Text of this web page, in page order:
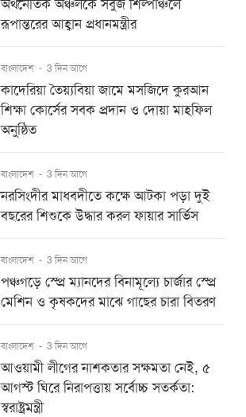
অর্থনৈতিক অঞ্চলকে সবুজ শিল্পাঞ্চলে
রূপান্তরের আহ্বান প্রধানমন্ত্রীর
বাংলাদেশ - 3 দিন আগে
কাদেরিয়া তৈয়্যবিয়া জামে মসজিদে কুরআন
শিক্ষা কোর্সের সবক প্রদান ও দোয়া মাহফিল
অনুষ্ঠিত
বাংলাদেশ - 3 দিন আগে
নরসিংদীর মাধবদীতে কক্ষে আটকা পড়া দুই
বছরের শিশুকে উদ্ধার করল ফায়ার সার্ভিস
বাংলাদেশ - 3 দিন আগে
পঞ্চগড়ে স্প্রে ম্যানদের বিনামূল্যে চার্জার স্প্রে
মেশিন ও কৃষকদের মাঝে গাছের চারা বিতরণ
বাংলাদেশ - 3 দিন আগে
আওয়ামী লীগের নাশকতার সক্ষমতা নেই, ৫
আগস্ট ঘিরে নিরাপত্তায় সর্বোচ্চ সতর্কতা:
স্বরাষ্ট্রমন্ত্রী